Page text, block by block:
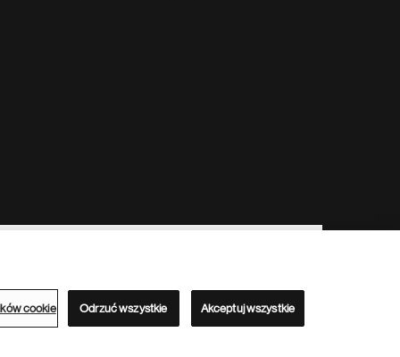
Serwisy lokalne Novartis
cookie Odrzuć wszystkie Akceptuj wszystkie